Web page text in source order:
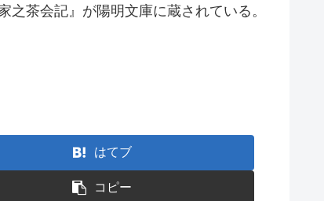
茶会記』が陽明文庫に蔵されている。
はてブ
コピー